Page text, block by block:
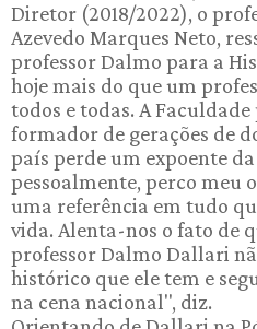
Diretor (2018/2022), o
Azevedo Marques Neto,
professor Dalmo para a
hoje mais do que um
todos e todas. A
formador de gerações de
país perde um expoente
pessoalmente, perco meu
uma referência em tudo
vida. Alenta-nos o fato de
professor Dalmo Dallari
histórico que ele tem e
na cena nacional", diz.